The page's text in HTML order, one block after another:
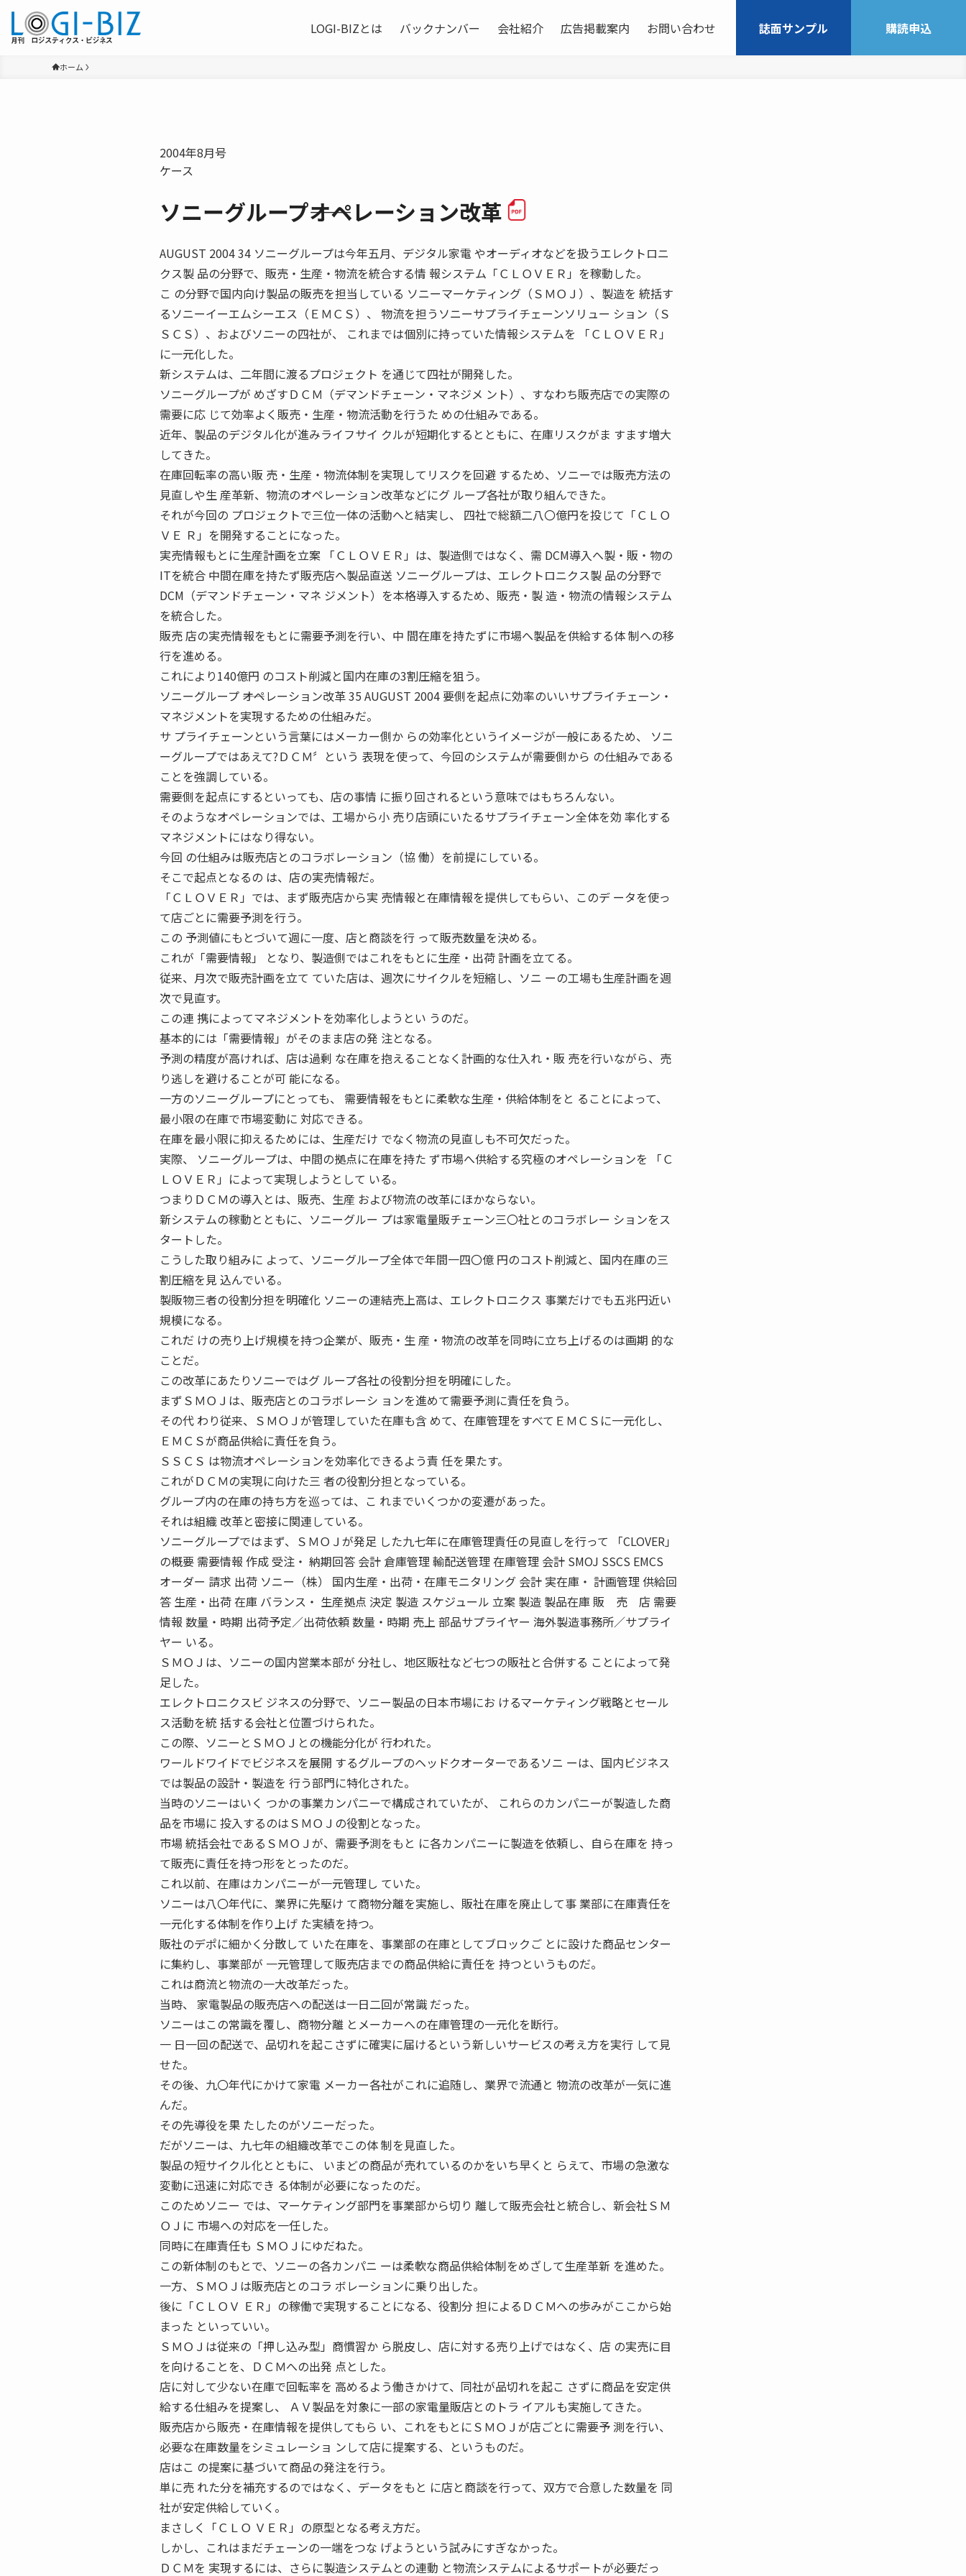
LOGI-BIZとは バックナンバー 会社紹介 広告掲載案内 お問い合わせ 誌面サンプル 購読申込
ホーム
2004年8月号
ケース
ソニーグループ――オペレーション改革
AUGUST 2004 34 ソニーグループは今年五月、デジタル家電 やオーディオなどを扱うエレクトロニ
クス製 品の分野で、販売・生産・物流を統合する情 報システム「ＣＬＯＶＥＲ」を稼動した。
こ の分野で国内向け製品の販売を担当している ソニーマーケティング（ＳＭＯＪ）、製造を 統括す
るソニーイーエムシーエス（ＥＭＣＳ）、 物流を担うソニーサプライチェーンソリュー ション（Ｓ
ＳＣＳ）、およびソニーの四社が、 これまでは個別に持っていた情報システムを 「ＣＬＯＶＥＲ」
に一元化した。
新システムは、二年間に渡るプロジェクト を通じて四社が開発した。
ソニーグループが めざすＤＣＭ（デマンドチェーン・マネジメ ント）、すなわち販売店での実際の
需要に応 じて効率よく販売・生産・物流活動を行うた めの仕組みである。
近年、製品のデジタル化が進みライフサイ クルが短期化するとともに、在庫リスクがま すます増大
してきた。
在庫回転率の高い販 売・生産・物流体制を実現してリスクを回避 するため、ソニーでは販売方法の
見直しや生 産革新、物流のオペレーション改革などにグ ループ各社が取り組んできた。
それが今回の プロジェクトで三位一体の活動へと結実し、 四社で総額二八〇億円を投じて「ＣＬＯ
ＶＥ Ｒ」を開発することになった。
実売情報もとに生産計画を立案 「ＣＬＯＶＥＲ」は、製造側ではなく、需 DCM導入へ製・販・物の
ITを統合 中間在庫を持たず販売店へ製品直送 ソニーグループは、エレクトロニクス製 品の分野で
DCM（デマンドチェーン・マネ ジメント）を本格導入するため、販売・製 造・物流の情報システム
を統合した。
販売 店の実売情報をもとに需要予測を行い、中 間在庫を持たずに市場へ製品を供給する体 制への移
行を進める。
これにより140億円 のコスト削減と国内在庫の3割圧縮を狙う。
ソニーグループ ――オペレーション改革 35 AUGUST 2004 要側を起点に効率のいいサプライチェーン・
マネジメントを実現するための仕組みだ。
サ プライチェーンという言葉にはメーカー側か らの効率化というイメージが一般にあるため、 ソニ
ーグループではあえて?ＤＣＭ〞という 表現を使って、今回のシステムが需要側から の仕組みである
ことを強調している。
需要側を起点にするといっても、店の事情 に振り回されるという意味ではもちろんない。
そのようなオペレーションでは、工場から小 売り店頭にいたるサプライチェーン全体を効 率化する
マネジメントにはなり得ない。
今回 の仕組みは販売店とのコラボレーション（協 働）を前提にしている。
そこで起点となるの は、店の実売情報だ。
「ＣＬＯＶＥＲ」では、まず販売店から実 売情報と在庫情報を提供してもらい、このデ ータを使っ
て店ごとに需要予測を行う。
この 予測値にもとづいて週に一度、店と商談を行 って販売数量を決める。
これが「需要情報」 となり、製造側ではこれをもとに生産・出荷 計画を立てる。
従来、月次で販売計画を立て ていた店は、週次にサイクルを短縮し、ソニ ーの工場も生産計画を週
次で見直す。
この連 携によってマネジメントを効率化しようとい うのだ。
基本的には「需要情報」がそのまま店の発 注となる。
予測の精度が高ければ、店は過剰 な在庫を抱えることなく計画的な仕入れ・販 売を行いながら、売
り逃しを避けることが可 能になる。
一方のソニーグループにとっても、 需要情報をもとに柔軟な生産・供給体制をと ることによって、
最小限の在庫で市場変動に 対応できる。
在庫を最小限に抑えるためには、生産だけ でなく物流の見直しも不可欠だった。
実際、 ソニーグループは、中間の拠点に在庫を持た ず市場へ供給する究極のオペレーションを 「Ｃ
ＬＯＶＥＲ」によって実現しようとして いる。
つまりＤＣＭの導入とは、販売、生産 および物流の改革にほかならない。
新システムの稼動とともに、ソニーグルー プは家電量販チェーン三〇社とのコラボレー ションをス
タートした。
こうした取り組みに よって、ソニーグループ全体で年間一四〇億 円のコスト削減と、国内在庫の三
割圧縮を見 込んでいる。
製販物三者の役割分担を明確化 ソニーの連結売上高は、エレクトロニクス 事業だけでも五兆円近い
規模になる。
これだ けの売り上げ規模を持つ企業が、販売・生 産・物流の改革を同時に立ち上げるのは画期 的な
ことだ。
この改革にあたりソニーではグ ループ各社の役割分担を明確にした。
まずＳＭＯＪは、販売店とのコラボレーシ ョンを進めて需要予測に責任を負う。
その代 わり従来、ＳＭＯＪが管理していた在庫も含 めて、在庫管理をすべてＥＭＣＳに一元化し、
ＥＭＣＳが商品供給に責任を負う。
ＳＳＣＳ は物流オペレーションを効率化できるよう責 任を果たす。
これがＤＣＭの実現に向けた三 者の役割分担となっている。
グループ内の在庫の持ち方を巡っては、こ れまでいくつかの変遷があった。
それは組織 改革と密接に関連している。
ソニーグループではまず、ＳＭＯＪが発足 した九七年に在庫管理責任の見直しを行って 「CLOVER」
の概要 需要情報 作成 受注・ 納期回答 会計 倉庫管理 輸配送管理 在庫管理 会計 SMOJ SSCS EMCS
オーダー 請求 出荷 ソニー（株） 国内生産・出荷・在庫モニタリング 会計 実在庫・ 計画管理 供給回
答 生産・出荷 在庫 バランス・ 生産拠点 決定 製造 スケジュール 立案 製造 製品在庫 販 売 店 需要
情報 数量・時期 出荷予定／出荷依頼 数量・時期 売上 部品サプライヤー 海外製造事務所／サプライ
ヤー いる。
ＳＭＯＪは、ソニーの国内営業本部が 分社し、地区販社など七つの販社と合併する ことによって発
足した。
エレクトロニクスビ ジネスの分野で、ソニー製品の日本市場にお けるマーケティング戦略とセール
ス活動を統 括する会社と位置づけられた。
この際、ソニーとＳＭＯＪとの機能分化が 行われた。
ワールドワイドでビジネスを展開 するグループのヘッドクオーターであるソニ ーは、国内ビジネス
では製品の設計・製造を 行う部門に特化された。
当時のソニーはいく つかの事業カンパニーで構成されていたが、 これらのカンパニーが製造した商
品を市場に 投入するのはＳＭＯＪの役割となった。
市場 統括会社であるＳＭＯＪが、需要予測をもと に各カンパニーに製造を依頼し、自ら在庫を 持っ
て販売に責任を持つ形をとったのだ。
これ以前、在庫はカンパニーが一元管理し ていた。
ソニーは八〇年代に、業界に先駆け て商物分離を実施し、販社在庫を廃止して事 業部に在庫責任を
一元化する体制を作り上げ た実績を持つ。
販社のデポに細かく分散して いた在庫を、事業部の在庫としてブロックご とに設けた商品センター
に集約し、事業部が 一元管理して販売店までの商品供給に責任を 持つというものだ。
これは商流と物流の一大改革だった。
当時、 家電製品の販売店への配送は一日二回が常識 だった。
ソニーはこの常識を覆し、商物分離 とメーカーへの在庫管理の一元化を断行。
一 日一回の配送で、品切れを起こさずに確実に届けるという新しいサービスの考え方を実行 して見
せた。
その後、九〇年代にかけて家電 メーカー各社がこれに追随し、業界で流通と 物流の改革が一気に進
んだ。
その先導役を果 たしたのがソニーだった。
だがソニーは、九七年の組織改革でこの体 制を見直した。
製品の短サイクル化とともに、 いまどの商品が売れているのかをいち早くと らえて、市場の急激な
変動に迅速に対応でき る体制が必要になったのだ。
このためソニー では、マーケティング部門を事業部から切り 離して販売会社と統合し、新会社ＳＭ
ＯＪに 市場への対応を一任した。
同時に在庫責任も ＳＭＯＪにゆだねた。
この新体制のもとで、ソニーの各カンパニ ーは柔軟な商品供給体制をめざして生産革新 を進めた。
一方、ＳＭＯＪは販売店とのコラ ボレーションに乗り出した。
後に「ＣＬＯＶ ＥＲ」の稼働で実現することになる、役割分 担によるＤＣＭへの歩みがここから始
まった といっていい。
ＳＭＯＪは従来の「押し込み型」商慣習か ら脱皮し、店に対する売り上げではなく、店 の実売に目
を向けることを、ＤＣＭへの出発 点とした。
店に対して少ない在庫で回転率を 高めるよう働きかけて、同社が品切れを起こ さずに商品を安定供
給する仕組みを提案し、 ＡＶ製品を対象に一部の家電量販店とのトラ イアルも実施してきた。
販売店から販売・在庫情報を提供してもら い、これをもとにＳＭＯＪが店ごとに需要予 測を行い、
必要な在庫数量をシミュレーショ ンして店に提案する、というものだ。
店はこ の提案に基づいて商品の発注を行う。
単に売 れた分を補充するのではなく、データをもと に店と商談を行って、双方で合意した数量を 同
社が安定供給していく。
まさしく「ＣＬＯ ＶＥＲ」の原型となる考え方だ。
しかし、これはまだチェーンの一端をつな げようという試みにすぎなかった。
ＤＣＭを 実現するには、さらに製造システムとの連動 と物流システムによるサポートが必要だっ